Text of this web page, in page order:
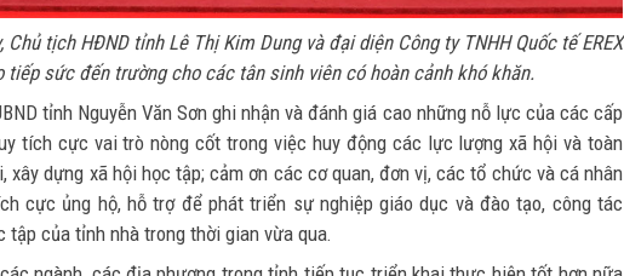
tịch HĐND tỉnh Lê Thị Kim Dung và đại diện Công ty TNHH Quốc tế EREX
tiếp sức đến trường cho các tân sinh viên có hoàn cảnh khó khăn.
tỉnh Nguyễn Văn Sơn ghi nhận và đánh giá cao những nỗ lực của các cấp
tích cực vai trò nòng cốt trong việc huy động các lực lượng xã hội và toàn
xây dựng xã hội học tập; cảm ơn các cơ quan, đơn vị, các tổ chức và cá nhân
cực ủng hộ, hỗ trợ để phát triển sự nghiệp giáo dục và đào tạo, công tác
tập của tỉnh nhà trong thời gian vừa qua.